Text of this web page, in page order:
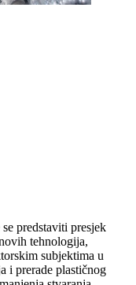
predstaviti presjek
tehnologija,
subjektima u
i prerade plastičnog